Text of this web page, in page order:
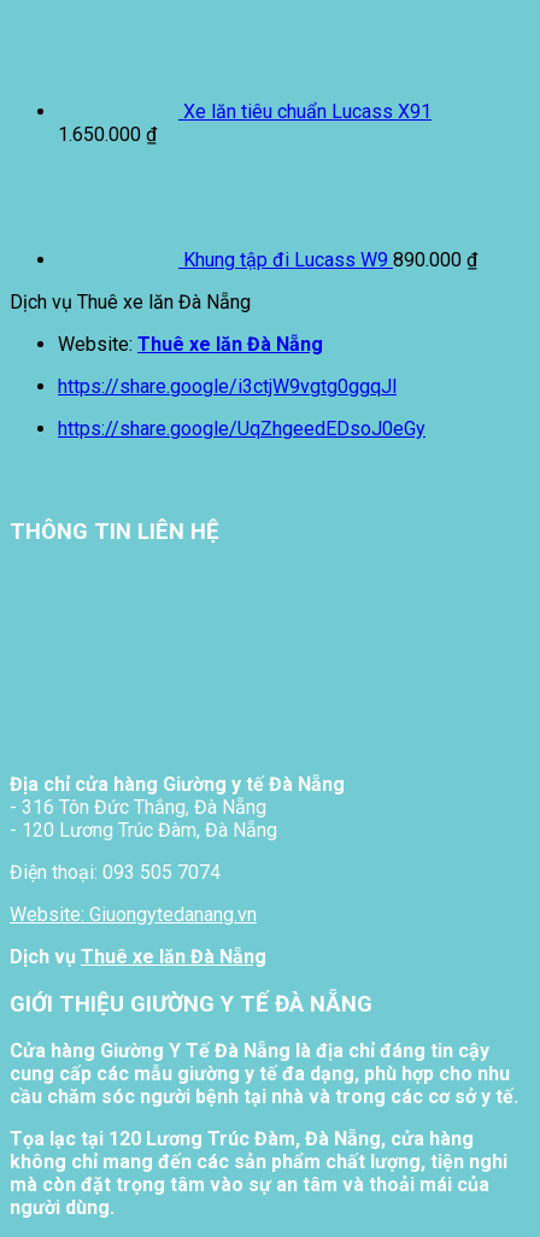
Xe lăn tiêu chuẩn Lucass X91
1.650.000 ₫
Khung tập đi Lucass W9 890.000 ₫
Dịch vụ Thuê xe lăn Đà Nẵng
Website: Thuê xe lăn Đà Nẵng
https://share.google/i3ctjW9vgtg0ggqJl
https://share.google/UqZhgeedEDsoJ0eGy
THÔNG TIN LIÊN HỆ
Địa chỉ cửa hàng Giường y tế Đà Nẵng
- 316 Tôn Đức Thắng, Đà Nẵng
- 120 Lương Trúc Đàm, Đà Nẵng
Điện thoại: 093 505 7074
Website: Giuongytedanang.vn
Dịch vụ Thuê xe lăn Đà Nẵng
GIỚI THIỆU GIƯỜNG Y TẾ ĐÀ NẴNG
Cửa hàng Giường Y Tế Đà Nẵng là địa chỉ đáng tin cậy
cung cấp các mẫu giường y tế đa dạng, phù hợp cho nhu
cầu chăm sóc người bệnh tại nhà và trong các cơ sở y tế.
Tọa lạc tại 120 Lương Trúc Đàm, Đà Nẵng, cửa hàng
không chỉ mang đến các sản phẩm chất lượng, tiện nghi
mà còn đặt trọng tâm vào sự an tâm và thoải mái của
người dùng.